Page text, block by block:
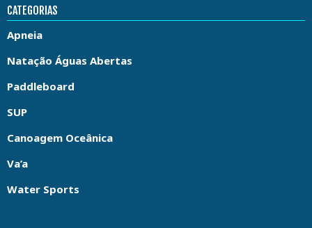
CATEGORIAS
Apneia
Natação Águas Abertas
Paddleboard
SUP
Canoagem Oceânica
Va’a
Water Sports